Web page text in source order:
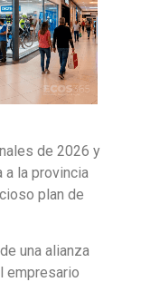
de 2026 y
a la provincia
plan de
una alianza
empresario